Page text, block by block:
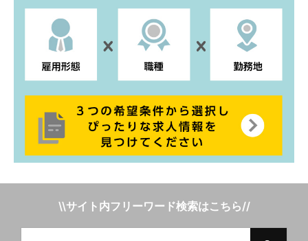
\\サイト内フリーワード検索はこちら//